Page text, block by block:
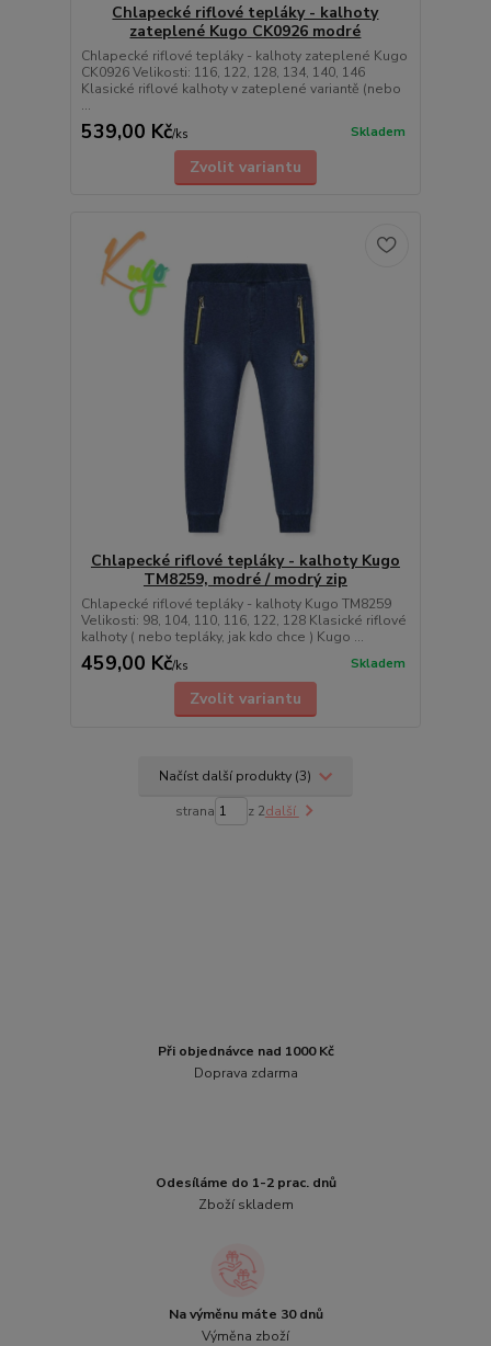
Chlapecké riflové tepláky - kalhoty
zateplené Kugo CK0926 modré
Chlapecké riflové tepláky - kalhoty zateplené Kugo
CK0926 Velikosti: 116, 122, 128, 134, 140, 146
Klasické riflové kalhoty v zateplené variantě (nebo
...
539,00 Kč/ks Skladem
Zvolit variantu
Chlapecké riflové tepláky - kalhoty Kugo
TM8259, modré / modrý zip
Chlapecké riflové tepláky - kalhoty Kugo TM8259
Velikosti: 98, 104, 110, 116, 122, 128 Klasické riflové
kalhoty ( nebo tepláky, jak kdo chce ) Kugo ...
459,00 Kč/ks Skladem
Zvolit variantu
Načíst další produkty (3)
strana z 2další
Při objednávce nad 1000 Kč
Doprava zdarma
Odesíláme do 1-2 prac. dnů
Zboží skladem
Na výměnu máte 30 dnů
Výměna zboží